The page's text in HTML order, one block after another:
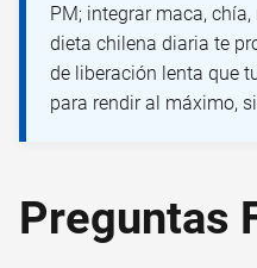
PM; integrar maca,
dieta chilena diaria te
de liberación lenta que
para rendir al máximo,
Preguntas